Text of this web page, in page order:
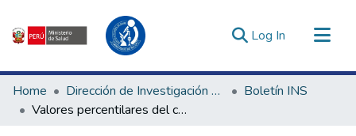
Log In (current)
Communities & Collections
All of DSpace
Home Dirección de Investigación e Innovación en Salud
Boletín INS
Valores percentilares del contenido de azúcar, grasas y sodio en alimentos industrializados según etiquetado expendidos en Lima